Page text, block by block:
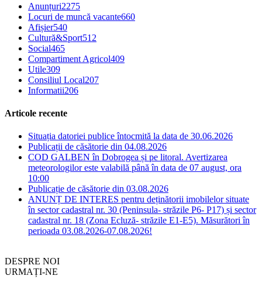
Anunțuri2275
Locuri de muncă vacante660
Afișier540
Cultură&Sport512
Social465
Compartiment Agricol409
Utile309
Consiliul Local207
Informatii206
Articole recente
Situația datoriei publice întocmită la data de 30.06.2026
Publicații de căsătorie din 04.08.2026
COD GALBEN în Dobrogea și pe litoral. Avertizarea
meteorologilor este valabilă până în data de 07 august, ora
10:00
Publicație de căsătorie din 03.08.2026
ANUNȚ DE INTERES pentru deținătorii imobilelor situate
în sector cadastral nr. 30 (Peninsula- străzile P6- P17) și sector
cadastral nr. 18 (Zona Ecluză- străzile E1-E5). Măsurători în
perioada 03.08.2026-07.08.2026!
DESPRE NOI
URMAȚI-NE